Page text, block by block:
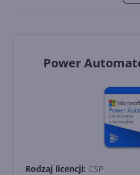
Power
Rodzaj licencji: CSP